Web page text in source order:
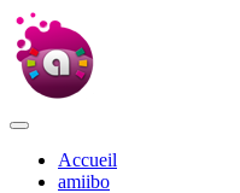
Accueil
amiibo